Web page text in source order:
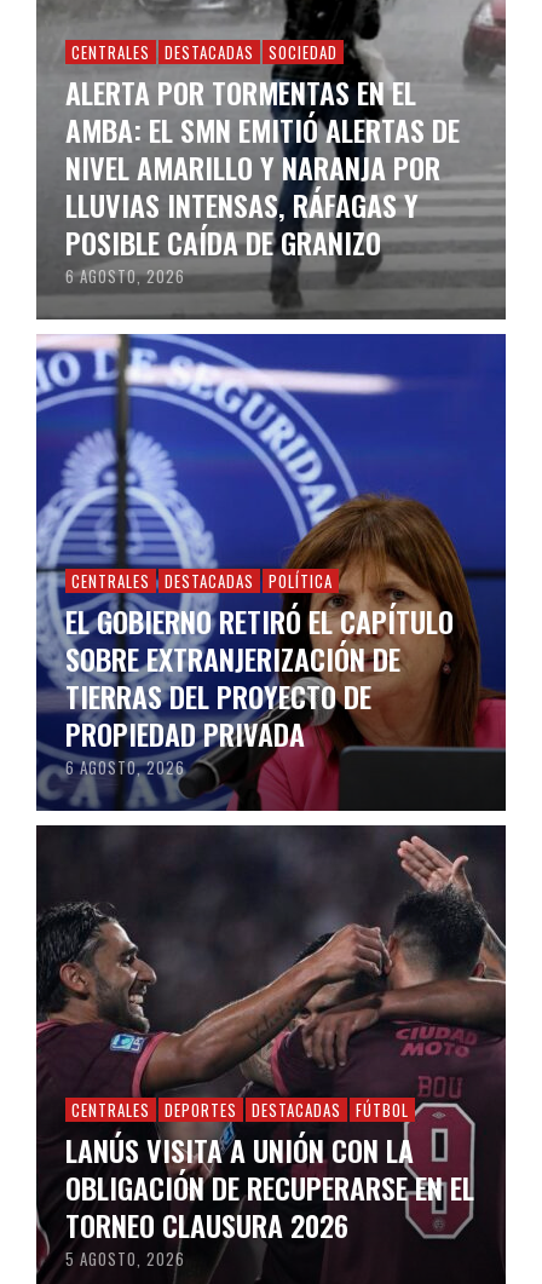
CENTRALES DESTACADAS SOCIEDAD
ALERTA POR TORMENTAS EN EL
AMBA: EL SMN EMITIÓ ALERTAS DE
NIVEL AMARILLO Y NARANJA POR
LLUVIAS INTENSAS, RÁFAGAS Y
POSIBLE CAÍDA DE GRANIZO
6 AGOSTO, 2026
CENTRALES DESTACADAS POLÍTICA
EL GOBIERNO RETIRÓ EL CAPÍTULO
SOBRE EXTRANJERIZACIÓN DE
TIERRAS DEL PROYECTO DE
PROPIEDAD PRIVADA
6 AGOSTO, 2026
CENTRALES DEPORTES DESTACADAS FÚTBOL
LANÚS VISITA A UNIÓN CON LA
OBLIGACIÓN DE RECUPERARSE EN EL
TORNEO CLAUSURA 2026
5 AGOSTO, 2026